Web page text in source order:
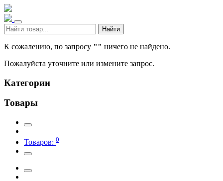
Найти
К сожалению, по запросу "" ничего не найдено.
Пожалуйста уточните или измените запрос.
Категории
Товары
Товаров: 0